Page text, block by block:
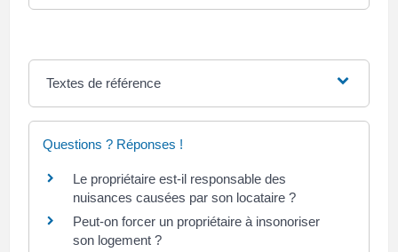
Textes de référence
Questions ? Réponses !
Le propriétaire est-il responsable des
nuisances causées par son locataire ?
Peut-on forcer un propriétaire à insonoriser
son logement ?